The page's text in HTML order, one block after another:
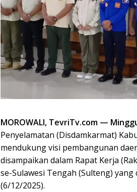
MOROWALI, TevriTv.com —
Penyelamatan (Disdamkarmat)
mendukung visi pembangunan
disampaikan dalam Rapat Kerja
se-Sulawesi Tengah (Sulteng)
(6/12/2025).